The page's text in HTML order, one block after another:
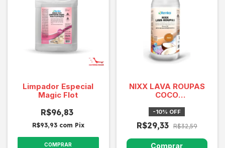
Limpador Especial
Magic Flot
R$96,83
R$93,93 com Pix
COMPRAR
NIXX LAVA ROUPAS
COCO
1L*
-10% OFF
R$29,33 R$32,59